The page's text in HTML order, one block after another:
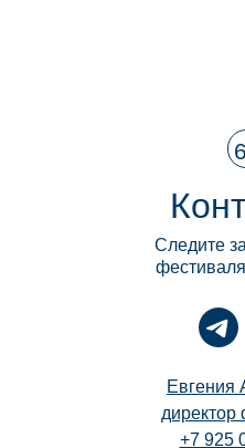
Следите
Евгения
директор
+7 925